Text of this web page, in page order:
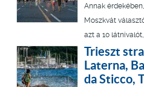
Annak
Moszkvát
azt a 10
Trieszt
Laterna,
da Sticco,